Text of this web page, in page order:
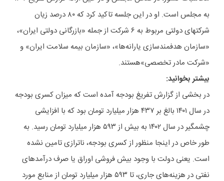
به مجلس است. او در این جلسه تاکید کرد که ۸۰ درصد زیان
شرکتهای دولتی مربوط به ۶ شرکت از جمله «بازرگانی دولتی ایران»،
«سازمان هدفمندسازی یارانه‌ها»، «سازمان بیمه سلامت ایران» و
«شرکت مادر تخصصی»‌هستند.
بیشتر بخوانید:
در بخشی از گزارش تفریغ بودجه آمده است که میزان کسری بودجه
در سال ۱۴۰۱ بالغ بر ۴۳۷ هزار میلیارد تومان بود که با افزایشی
چشمگیر در سال ۱۴۰۲ به بیش از ۵۹۳ هزار میلیارد تومان رسید. به
طور خاص در اینجا منظور از کسری بودجه، ناترازی تامین نشده
است. یعنی دولت با وجود بیش فروشی اوراق یا صرف درآمدهای
نفتی در هزینه‌های جاری، تا ۵۹۳ هزار میلیارد تومان از منابع مورد